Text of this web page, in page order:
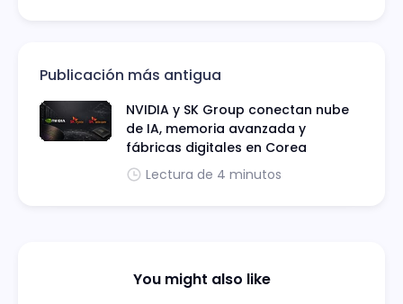
Publicación más antigua
NVIDIA y SK Group conectan nube
de IA, memoria avanzada y
fábricas digitales en Corea
Lectura de 4 minutos
You might also like